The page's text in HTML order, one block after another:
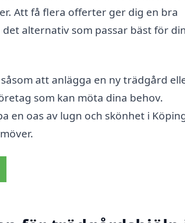
Att få flera offerter ger dig en bra
alternativ som passar bäst för
att anlägga en ny trädgård
som kan möta dina behov.
en oas av lugn och skönhet i